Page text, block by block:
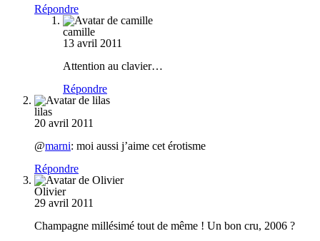
Répondre
camille
13 avril 2011
Attention au clavier…
Répondre
lilas
20 avril 2011
@marni: moi aussi j’aime cet érotisme
Répondre
Olivier
29 avril 2011
Champagne millésimé tout de même ! Un bon cru, 2006 ?